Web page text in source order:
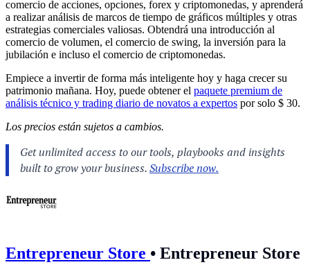
comercio de acciones, opciones, forex y criptomonedas, y aprenderá
a realizar análisis de marcos de tiempo de gráficos múltiples y otras
estrategias comerciales valiosas. Obtendrá una introducción al
comercio de volumen, el comercio de swing, la inversión para la
jubilación e incluso el comercio de criptomonedas.
Empiece a invertir de forma más inteligente hoy y haga crecer su
patrimonio mañana. Hoy, puede obtener el paquete premium de
análisis técnico y trading diario de novatos a expertos por solo $ 30.
Los precios están sujetos a cambios.
Entrepreneur Store • Entrepreneur Store